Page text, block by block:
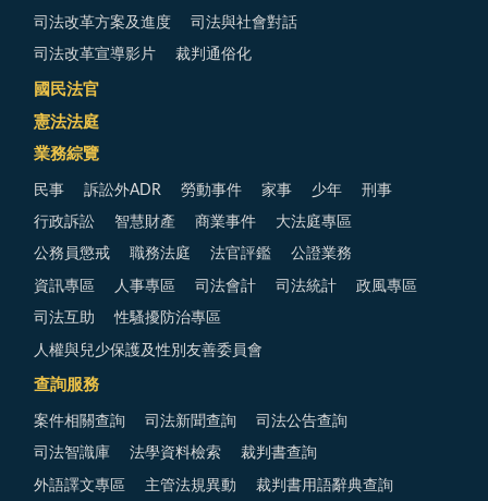
司法改革方案及進度 司法與社會對話
司法改革宣導影片 裁判通俗化
國民法官
憲法法庭
業務綜覽
民事 訴訟外ADR 勞動事件 家事 少年 刑事
行政訴訟 智慧財產 商業事件 大法庭專區
公務員懲戒 職務法庭 法官評鑑 公證業務
資訊專區 人事專區 司法會計 司法統計 政風專區
司法互助 性騷擾防治專區
人權與兒少保護及性別友善委員會
查詢服務
案件相關查詢 司法新聞查詢 司法公告查詢
司法智識庫 法學資料檢索 裁判書查詢
外語譯文專區 主管法規異動 裁判書用語辭典查詢